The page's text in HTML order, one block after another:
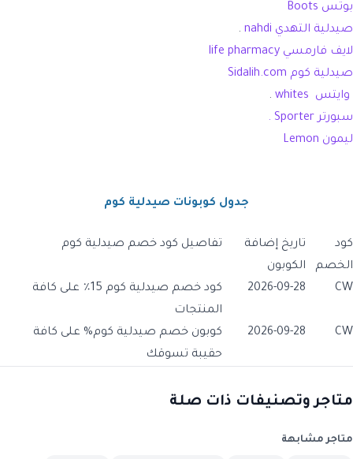
بوتس Boots
صيدلية التهدي nahdi
.
لايف فارمسي life pharmacy
صيدلية كوم Sidalih.com
وايتس whites
.
سبورتر Sporter .
ليمون Lemon
جدول كوبونات صيدلية كوم
كود
الخصم
تاريخ إضافة
الكوبون
تفاصيل كود خصم صيدلية كوم
CW
2026-09-28
كود خصم صيدلية كوم 15٪ على كافة
المنتجات
CW
2026-09-28
كوبون خصم صيدلية كوم% على كافة
حقيبة تسوقك
متاجر وتصنيفات ذات صلة
متاجر مشابهة